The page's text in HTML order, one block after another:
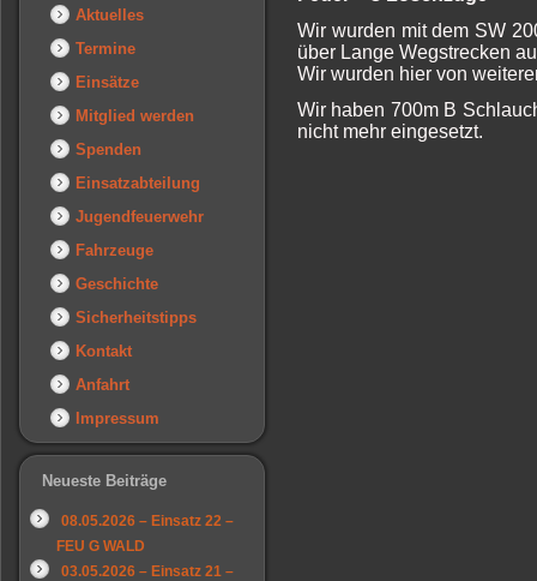
Aktuelles
Termine
Einsätze
Mitglied werden
Spenden
Einsatzabteilung
Jugendfeuerwehr
Fahrzeuge
Geschichte
Sicherheitstipps
Kontakt
Anfahrt
Impressum
Neueste Beiträge
08.05.2026 – Einsatz 22 –
FEU G WALD
03.05.2026 – Einsatz 21 –
Wir wurden mit dem SW
über Lange Wegstrecken
Wir wurden hier von
Wir haben 700m B
nicht mehr eingesetzt.